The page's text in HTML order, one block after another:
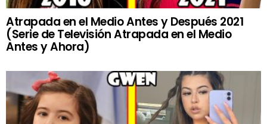
Atrapada en el Medio Antes y Después 2021
(Serie de Televisión Atrapada en el Medio
Antes y Ahora)